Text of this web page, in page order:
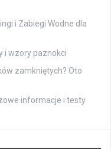
i Zabiegi Wodne dla
i wzory paznokci
zamkniętych? Oto
informacje i testy